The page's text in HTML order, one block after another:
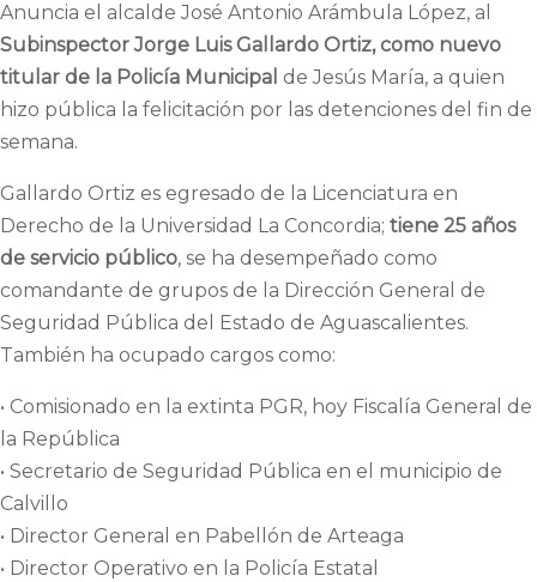
Anuncia el alcalde José Antonio Arámbula López, al
Subinspector Jorge Luis Gallardo Ortiz, como nuevo
titular de la Policía Municipal de Jesús María, a quien
hizo pública la felicitación por las detenciones del fin de
semana.
Gallardo Ortiz es egresado de la Licenciatura en
Derecho de la Universidad La Concordia; tiene 25 años
de servicio público, se ha desempeñado como
comandante de grupos de la Dirección General de
Seguridad Pública del Estado de Aguascalientes.
También ha ocupado cargos como:
• Comisionado en la extinta PGR, hoy Fiscalía General de
la República
• Secretario de Seguridad Pública en el municipio de
Calvillo
• Director General en Pabellón de Arteaga
• Director Operativo en la Policía Estatal